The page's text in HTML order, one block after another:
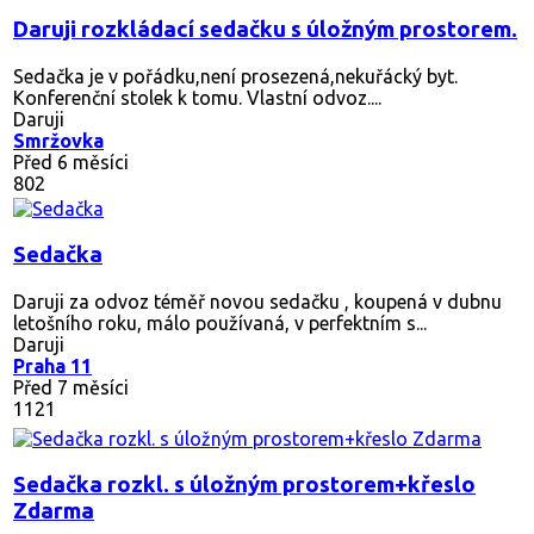
Daruji rozkládací sedačku s úložným prostorem.
Sedačka je v pořádku,není prosezená,nekuřácký byt.
Konferenční stolek k tomu. Vlastní odvoz....
Daruji
Smržovka
Před 6 měsíci
802
Sedačka
Daruji za odvoz téměř novou sedačku , koupená v dubnu
letošního roku, málo používaná, v perfektním s...
Daruji
Praha 11
Před 7 měsíci
1121
Sedačka rozkl. s úložným prostorem+křeslo
Zdarma